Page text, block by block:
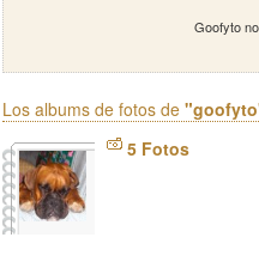
Goofyto
Los albums de fotos de
5 Fotos